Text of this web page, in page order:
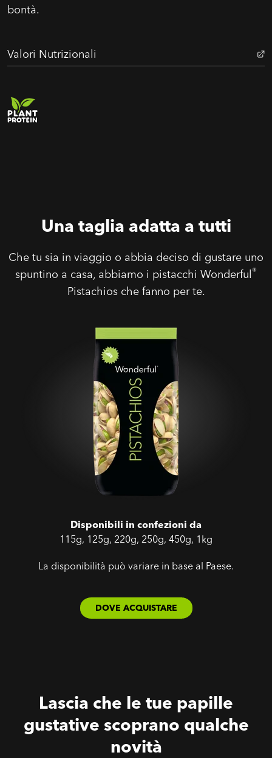
bontà.
Valori Nutrizionali
Una taglia adatta a tutti
Che tu sia in viaggio o abbia deciso di gustare uno
spuntino a casa, abbiamo i pistacchi Wonderful®
Pistachios che fanno per te.
Disponibili in confezioni da
115g, 125g, 220g, 250g, 450g, 1kg
La disponibilità può variare in base al Paese.
DOVE ACQUISTARE
Lascia che le tue papille
gustative scoprano qualche
novità